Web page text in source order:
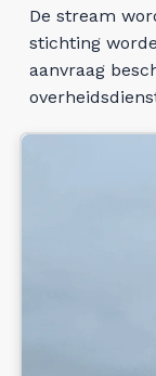
Over ons
De stream
stichting
aanvraag